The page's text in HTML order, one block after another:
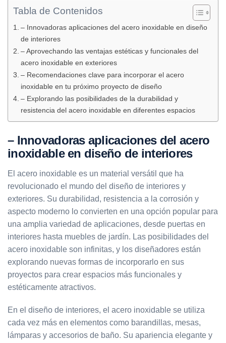
Tabla de Contenidos
– Innovadoras aplicaciones del acero inoxidable en diseño
de interiores
– Aprovechando las ventajas estéticas y funcionales del
acero inoxidable en exteriores
– Recomendaciones clave para incorporar el acero
inoxidable en tu próximo proyecto de diseño
– Explorando las posibilidades de la durabilidad y
resistencia del acero inoxidable en diferentes espacios
– Innovadoras aplicaciones del acero
inoxidable en diseño de interiores
El acero inoxidable es un material versátil que ha
revolucionado el mundo del diseño de interiores y
exteriores. Su durabilidad, resistencia a la corrosión y
aspecto moderno lo convierten en una opción popular para
una amplia variedad de aplicaciones, desde puertas en
interiores hasta muebles de jardín. Las posibilidades del
acero inoxidable son infinitas, y los diseñadores están
explorando nuevas formas de incorporarlo en sus
proyectos para crear espacios más funcionales y
estéticamente atractivos.
En el diseño de interiores, el acero inoxidable se utiliza
cada vez más en elementos como barandillas, mesas,
lámparas y accesorios de baño. Su apariencia elegante y